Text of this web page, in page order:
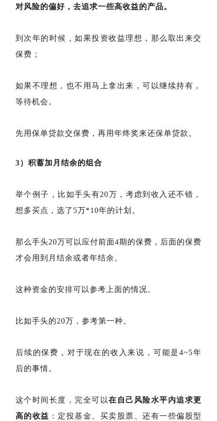
对风险的偏好，去追求一些高收益的产品。
到次年的时候，如果投资收益理想，那么取出来交
保费；
如果不理想，也不用马上拿出来，可以继续持有，
等待机会。
先用保单贷款交保费，再用年终奖来还保单贷款。
3）积蓄加月结余的组合
举个例子，比如手头有20万，考虑到收入还不错，
想多买点，选了5万*10年的计划。
那么手头20万可以应付前面4期的保费，后面的保费
才会用到月结余或者年结余。
这种资金的安排可以参考上面的情况。
比如手头的20万，参考第一种。
后续的保费，对于现在的收入来说，可能是4~5年
后的事情。
这个时间长度，完全可以在自己风险水平内追求更
高的收益 ：定投基金、买卖股票、还有一些偏股型